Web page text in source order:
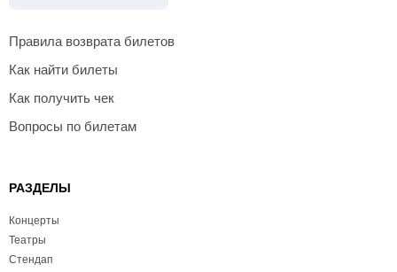
Правила возврата билетов
Как найти билеты
Как получить чек
Вопросы по билетам
РАЗДЕЛЫ
Концерты
Театры
Стендап